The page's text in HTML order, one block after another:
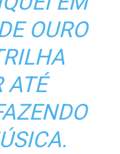
OURO
ATÉ